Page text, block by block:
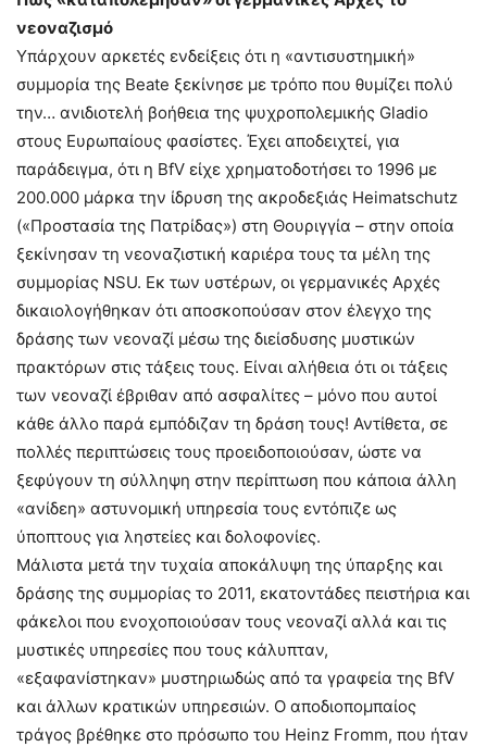
νεοναζισμό
Υπάρχουν αρκετές ενδείξεις ότι η «αντισυστημική»
συμμορία της Beate ξεκίνησε με τρόπο που θυμίζει πολύ
την… ανιδιοτελή βοήθεια της ψυχροπολεμικής Gladio
στους Ευρωπαίους φασίστες. Έχει αποδειχτεί, για
παράδειγμα, ότι η BfV είχε χρηματοδοτήσει το 1996 με
200.000 μάρκα την ίδρυση της ακροδεξιάς Heimatschutz
(«Προστασία της Πατρίδας») στη Θουριγγία – στην οποία
ξεκίνησαν τη νεοναζιστική καριέρα τους τα μέλη της
συμμορίας NSU. Εκ των υστέρων, οι γερμανικές Αρχές
δικαιολογήθηκαν ότι αποσκοπούσαν στον έλεγχο της
δράσης των νεοναζί μέσω της διείσδυσης μυστικών
πρακτόρων στις τάξεις τους. Είναι αλήθεια ότι οι τάξεις
των νεοναζί έβριθαν από ασφαλίτες – μόνο που αυτοί
κάθε άλλο παρά εμπόδιζαν τη δράση τους! Αντίθετα, σε
πολλές περιπτώσεις τους προειδοποιούσαν, ώστε να
ξεφύγουν τη σύλληψη στην περίπτωση που κάποια άλλη
«ανίδεη» αστυνομική υπηρεσία τους εντόπιζε ως
ύποπτους για ληστείες και δολοφονίες.
Μάλιστα μετά την τυχαία αποκάλυψη της ύπαρξης και
δράσης της συμμορίας το 2011, εκατοντάδες πειστήρια και
φάκελοι που ενοχοποιούσαν τους νεοναζί αλλά και τις
μυστικές υπηρεσίες που τους κάλυπταν,
«εξαφανίστηκαν» μυστηριωδώς από τα γραφεία της BfV
και άλλων κρατικών υπηρεσιών. Ο αποδιοπομπαίος
τράγος βρέθηκε στο πρόσωπο του Heinz Fromm, που ήταν